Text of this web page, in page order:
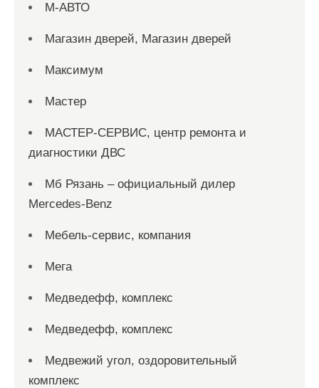
М-АВТО
Магазин дверей, Магазин дверей
Максимум
Мастер
МАСТЕР-СЕРВИС, центр ремонта и
диагностики ДВС
Мб Рязань – официальный дилер
Mercedes-Benz
Мебель-сервис, компания
Мега
Медведефф, комплекс
Медведефф, комплекс
Медвежий угол, оздоровительный
комплекс